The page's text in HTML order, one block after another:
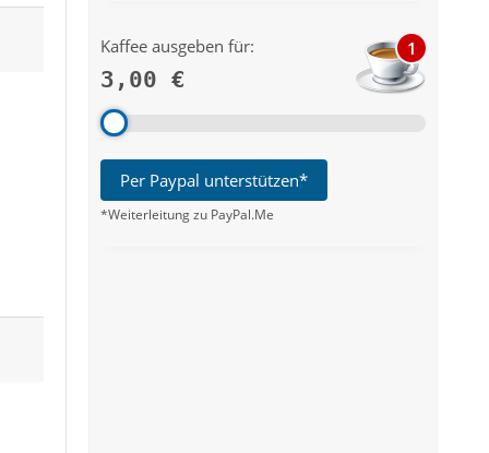
Kaffee ausgeben für:
3,00 €
1
Per Paypal unterstützen*
*Weiterleitung zu PayPal.Me